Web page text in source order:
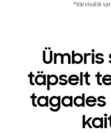
*Värvivalik
täpselt
tagades